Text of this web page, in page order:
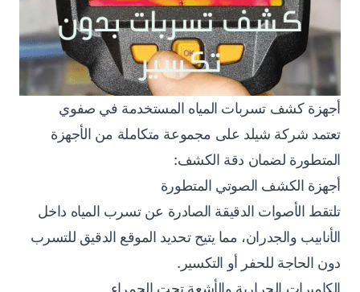
أجهزة كشف تسربات المياه المستخدمة في صفوي
تعتمد شركة شيلد على مجموعة متكاملة من الأجهزة
المتطورة لضمان دقة الكشف:
أجهزة الكشف الصوتي المتطورة
تلتقط الأصوات الدقيقة الصادرة عن تسرب المياه داخل
الأنابيب والجدران، مما يتيح تحديد الموقع الدقيق للتسرب
دون الحاجة للحفر أو التكسير.
الكاميرات الحرارية والأشعة تحت الحمراء